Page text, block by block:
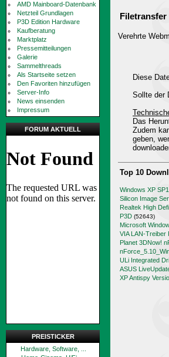
AMD Mainboard-Datenbank
Netzteil Grundlagen
P3D Edition Hardware
Kaufberatung
Marktplatz
Pressemitteilungen
Galerie
Sammelthreads
Als Startseite setzen
Den Favoriten hinzufügen
Server-Info
News einsenden
Impressum
FORUM AKTUELL
PREISTICKER
Hardware, Software, ...
Filetransfer
Verehrte
Diese
Sollte der
Das
Zudem
geben,
Top 10
Windows XP
Silicon Image
Realtek High
P3D (52643)
Microsoft
VIA LAN-Treiber
Planet 3DNow!
ULi Integrated
ASUS
XP Antispy